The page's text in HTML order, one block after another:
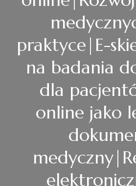
praktyce|E-
na badania
dla
online jako